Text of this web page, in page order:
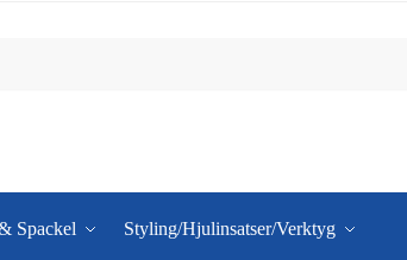
Spackel Styling/Hjulinsatser/Verktyg